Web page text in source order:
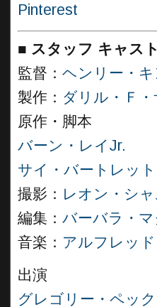
Pinterest
■ スタッフ キャス
監督： ヘンリー・
製作： ダリル・Ｆ
原作・脚本
バーン・レイJr.
サイ・バートレット
撮影： レオン・シ
編集： バーバラ・
音楽： アルフレッ
出演
グレゴリー・ペック